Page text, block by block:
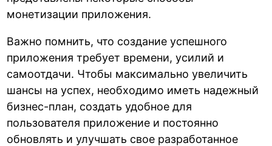
монетизации приложения.
Важно помнить, что создание успешного
приложения требует времени, усилий и
самоотдачи. Чтобы максимально увеличить
шансы на успех, необходимо иметь надежный
бизнес-план, создать удобное для
пользователя приложение и постоянно
обновлять и улучшать свое разработанное